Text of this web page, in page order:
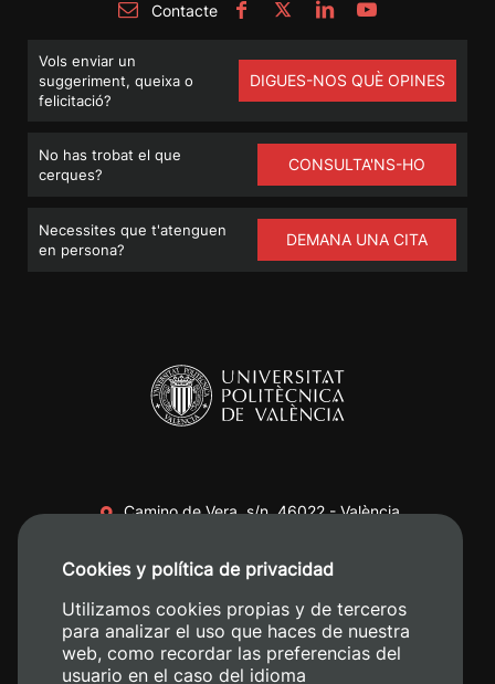
Contacte
Vols enviar un
suggeriment, queixa o
felicitació?
DIGUES-NOS QUÈ OPINES
No has trobat el que
cerques?
CONSULTA'NS-HO
Necessites que t'atenguen
en persona?
DEMANA UNA CITA
Camino de Vera, s/n. 46022 - València
+34 620 04 00 50
Cookies y política de privacidad
Utilizamos cookies propias y de terceros
para analizar el uso que haces de nuestra
web, como recordar las preferencias del
usuario en el caso del idioma